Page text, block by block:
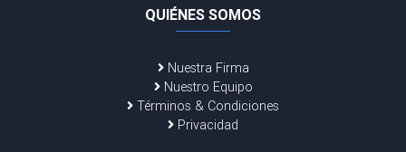
QUIÉNES SOMOS
Nuestra Firma
Nuestro Equipo
Términos & Condiciones
Privacidad